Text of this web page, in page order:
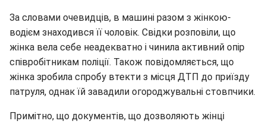
За словами очевидців, в машині разом з жінкою-
водієм знаходився її чоловік. Свідки розповіли, що
жінка вела себе неадекватно і чинила активний опір
співробітникам поліції. Також повідомляється, що
жінка зробила спробу втекти з місця ДТП до приїзду
патруля, однак їй завадили огороджувальні стовпчики.
Примітно, що документів, що дозволяють жінці